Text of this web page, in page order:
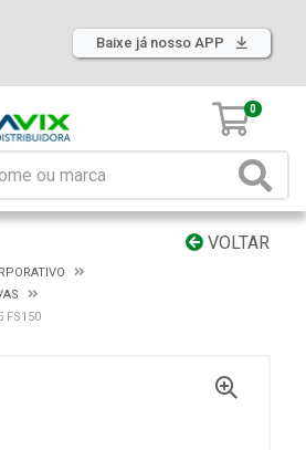
Baixe já nosso APP
0
VOLTAR
FS150